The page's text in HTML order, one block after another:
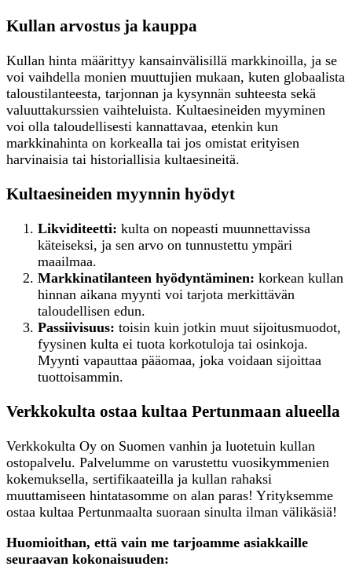
Kullan arvostus ja kauppa
Kullan hinta määrittyy kansainvälisillä markkinoilla, ja se
voi vaihdella monien muuttujien mukaan, kuten globaalista
taloustilanteesta, tarjonnan ja kysynnän suhteesta sekä
valuuttakurssien vaihteluista. Kultaesineiden myyminen
voi olla taloudellisesti kannattavaa, etenkin kun
markkinahinta on korkealla tai jos omistat erityisen
harvinaisia tai historiallisia kultaesineitä.
Kultaesineiden myynnin hyödyt
Likviditeetti: kulta on nopeasti muunnettavissa
käteiseksi, ja sen arvo on tunnustettu ympäri
maailmaa.
Markkinatilanteen hyödyntäminen: korkean kullan
hinnan aikana myynti voi tarjota merkittävän
taloudellisen edun.
Passiivisuus: toisin kuin jotkin muut sijoitusmuodot,
fyysinen kulta ei tuota korkotuloja tai osinkoja.
Myynti vapauttaa pääomaa, joka voidaan sijoittaa
tuottoisammin.
Verkkokulta ostaa kultaa Pertunmaan alueella
Verkkokulta Oy on Suomen vanhin ja luotetuin kullan
ostopalvelu. Palvelumme on varustettu vuosikymmenien
kokemuksella, sertifikaateilla ja kullan rahaksi
muuttamiseen hintatasomme on alan paras! Yrityksemme
ostaa kultaa Pertunmaalta suoraan sinulta ilman välikäsiä!
Huomioithan, että vain me tarjoamme asiakkaille
seuraavan kokonaisuuden: